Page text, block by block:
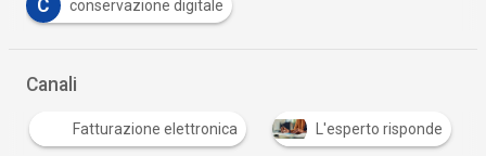
C conservazione digitale
Canali
Fatturazione elettronica L'esperto risponde